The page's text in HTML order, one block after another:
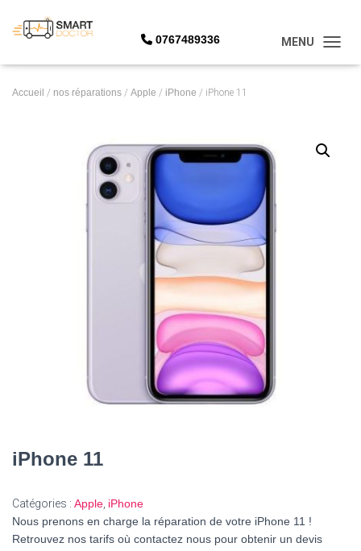
0767489336
Accueil / nos réparations / Apple / iPhone / iPhone 11
iPhone 11
Catégories : Apple, iPhone
Nous prenons en charge la réparation de votre iPhone 11 !
Retrouvez nos tarifs où contactez nous pour obtenir un devis